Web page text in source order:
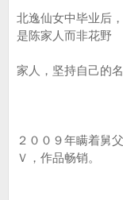
北逸仙女中毕业后
是陈家人而非花野
家人，坚持自己的
２００９年瞒着舅
Ｖ，作品畅销。